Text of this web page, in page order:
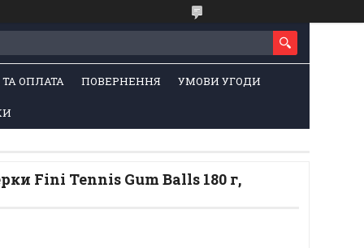
ОПЛАТА ПОВЕРНЕННЯ УМОВИ УГОДИ
Fini Tennis Gum Balls 180 г,